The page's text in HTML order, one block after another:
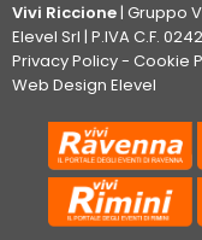
Vivi Riccione| Gruppo
Elevel Srl | P.IVA C.F.
Privacy Policy- Cookie
Web Design Elevel